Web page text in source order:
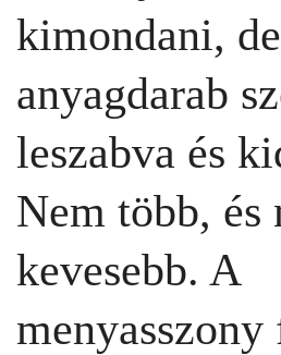
kimondani,
anyagdarab
leszabva és
Nem több, és
kevesebb. A
menyasszony